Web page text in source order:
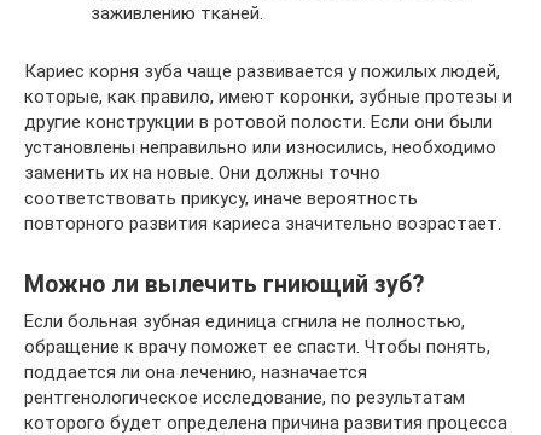
заживлению тканей.
Кариес корня зуба чаще развивается у пожилых людей,
которые, как правило, имеют коронки, зубные протезы и
другие конструкции в ротовой полости. Если они были
установлены неправильно или износились, необходимо
заменить их на новые. Они должны точно
соответствовать прикусу, иначе вероятность
повторного развития кариеса значительно возрастает.
Можно ли вылечить гниющий зуб?
Если больная зубная единица сгнила не полностью,
обращение к врачу поможет ее спасти. Чтобы понять,
поддается ли она лечению, назначается
рентгенологическое исследование, по результатам
которого будет определена причина развития процесса